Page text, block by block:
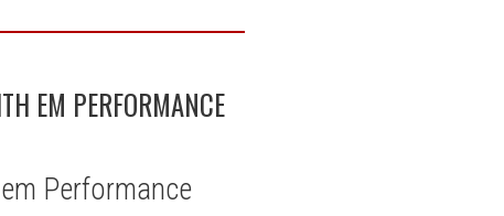
EM PERFORMANCE
Performance